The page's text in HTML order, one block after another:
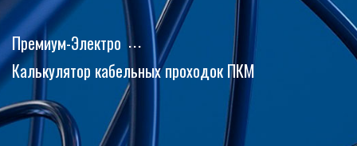
Премиум-Электро
Калькулятор кабельных проходок ПКМ